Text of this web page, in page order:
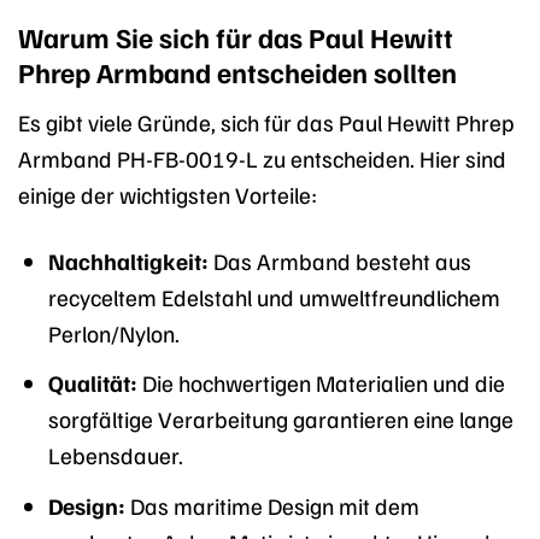
Warum Sie sich für das Paul Hewitt
Phrep Armband entscheiden sollten
Es gibt viele Gründe, sich für das Paul Hewitt Phrep
Armband PH-FB-0019-L zu entscheiden. Hier sind
einige der wichtigsten Vorteile:
Nachhaltigkeit: Das Armband besteht aus
recyceltem Edelstahl und umweltfreundlichem
Perlon/Nylon.
Qualität: Die hochwertigen Materialien und die
sorgfältige Verarbeitung garantieren eine lange
Lebensdauer.
Design: Das maritime Design mit dem